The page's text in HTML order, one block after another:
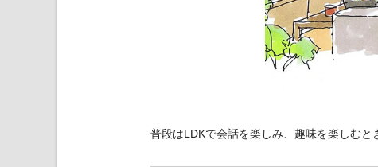
普段はLDKで会話を楽しみ、趣味を楽しむ